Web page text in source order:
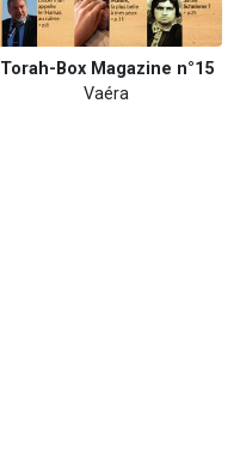
Torah-Box Magazine n°15
Vaéra